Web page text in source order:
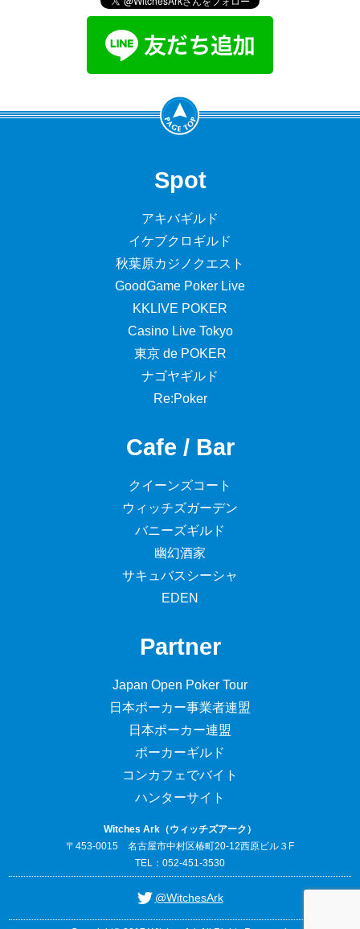
Spot
アキバギルド
イケブクロギルド
秋葉原カジノクエスト
GoodGame Poker Live
KKLIVE POKER
Casino Live Tokyo
東京 de POKER
ナゴヤギルド
Re:Poker
Cafe / Bar
クイーンズコート
ウィッチズガーデン
バニーズギルド
幽幻酒家
サキュバスシーシャ
EDEN
Partner
Japan Open Poker Tour
日本ポーカー事業者連盟
日本ポーカー連盟
ポーカーギルド
コンカフェでバイト
ハンターサイト
Witches Ark（ウィッチズアーク）
〒453-0015 名古屋市中村区椿町20-12西原ビル３F
TEL：052-451-3530
@WitchesArk